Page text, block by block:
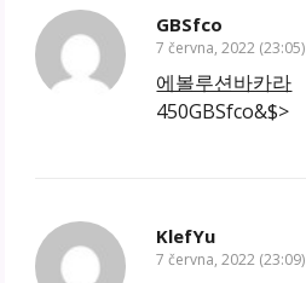
GBSfco
7 června, 2022 (23:05)
에볼루션바카라
450GBSfco&$>
KlefYu
7 června, 2022 (23:09)